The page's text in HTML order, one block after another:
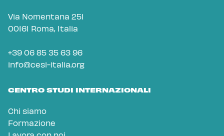
Via Nomentana 251
00161 Roma, Italia
+39 06 85 35 63 96
info@cesi-italia.org
CENTRO STUDI INTERNAZIONALI
Chi siamo
Formazione